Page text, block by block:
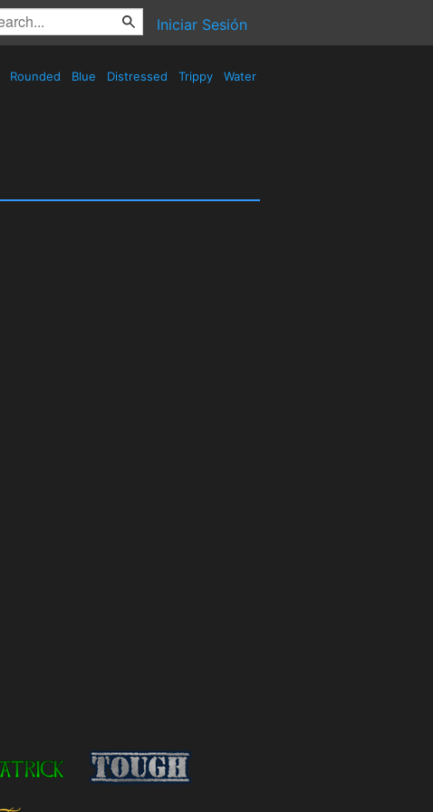
Iniciar Sesión
Rounded Blue Distressed Trippy Water